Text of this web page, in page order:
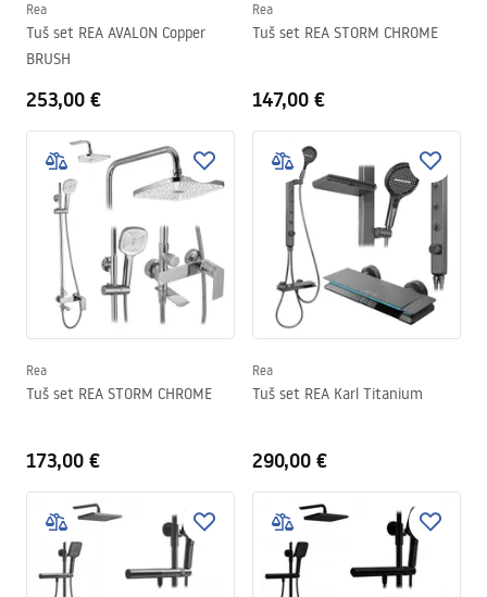
Rea
Tuš set REA AVALON Copper
BRUSH
253,00 €
Rea
Tuš set REA STORM CHROME
147,00 €
Rea
Tuš set REA STORM CHROME
173,00 €
Rea
Tuš set REA Karl Titanium
290,00 €